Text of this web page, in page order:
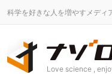
科学を好きな人を増やすメディ
Love science ,